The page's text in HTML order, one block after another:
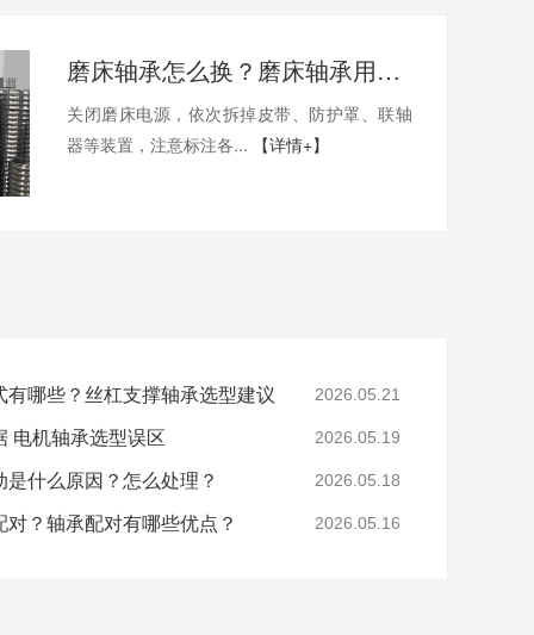
磨床轴承怎么换？磨床轴承用哪家的比较好？
关闭磨床电源，依次拆掉皮带、防护罩、联轴
器等装置，注意标注各...
【详情+】
哪些？丝杠支撑轴承选型建议 2026.05.21
电机轴承选型误区 2026.05.19
什么原因？怎么处理？ 2026.05.18
？轴承配对有哪些优点？ 2026.05.16